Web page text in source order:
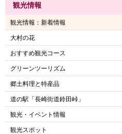
観光情報
観光情報：新着情報
大村の花
おすすめ観光コース
グリーンツーリズム
郷土料理と特産品
道の駅「長崎街道鈴田峠」
観光・イベント情報
観光スポット